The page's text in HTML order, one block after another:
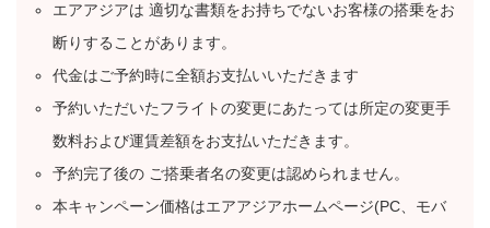
エアアジアは 適切な書類をお持ちでないお客様の搭乗をお
断りすることがあります。
代金はご予約時に全額お支払いいただきます
予約いただいたフライトの変更にあたっては所定の変更手
数料および運賃差額をお支払いただきます。
予約完了後の ご搭乗者名の変更は認められません。
本キャンペーン価格はエアアジアホームページ(PC、モバ